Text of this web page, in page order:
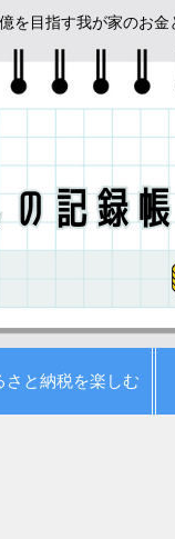
目指す我が家のお金
さと納税を楽しむ